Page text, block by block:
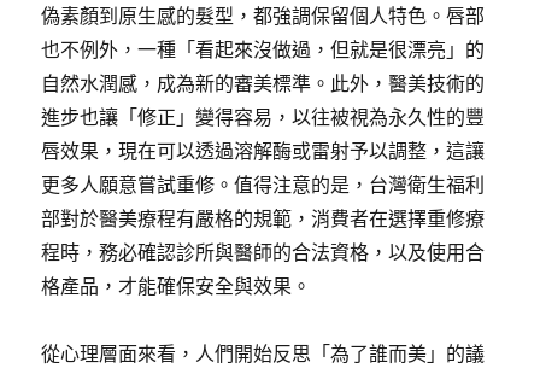
偽素顏到原生感的髮型，都強調保留個人特色。唇部
也不例外，一種「看起來沒做過，但就是很漂亮」的
自然水潤感，成為新的審美標準。此外，醫美技術的
進步也讓「修正」變得容易，以往被視為永久性的豐
唇效果，現在可以透過溶解酶或雷射予以調整，這讓
更多人願意嘗試重修。值得注意的是，台灣衛生福利
部對於醫美療程有嚴格的規範，消費者在選擇重修療
程時，務必確認診所與醫師的合法資格，以及使用合
格產品，才能確保安全與效果。
從心理層面來看，人們開始反思「為了誰而美」的議